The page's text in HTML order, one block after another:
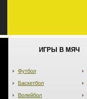
ИГРЫ В МЯЧ
Футбол
Баскетбол
Волейбол